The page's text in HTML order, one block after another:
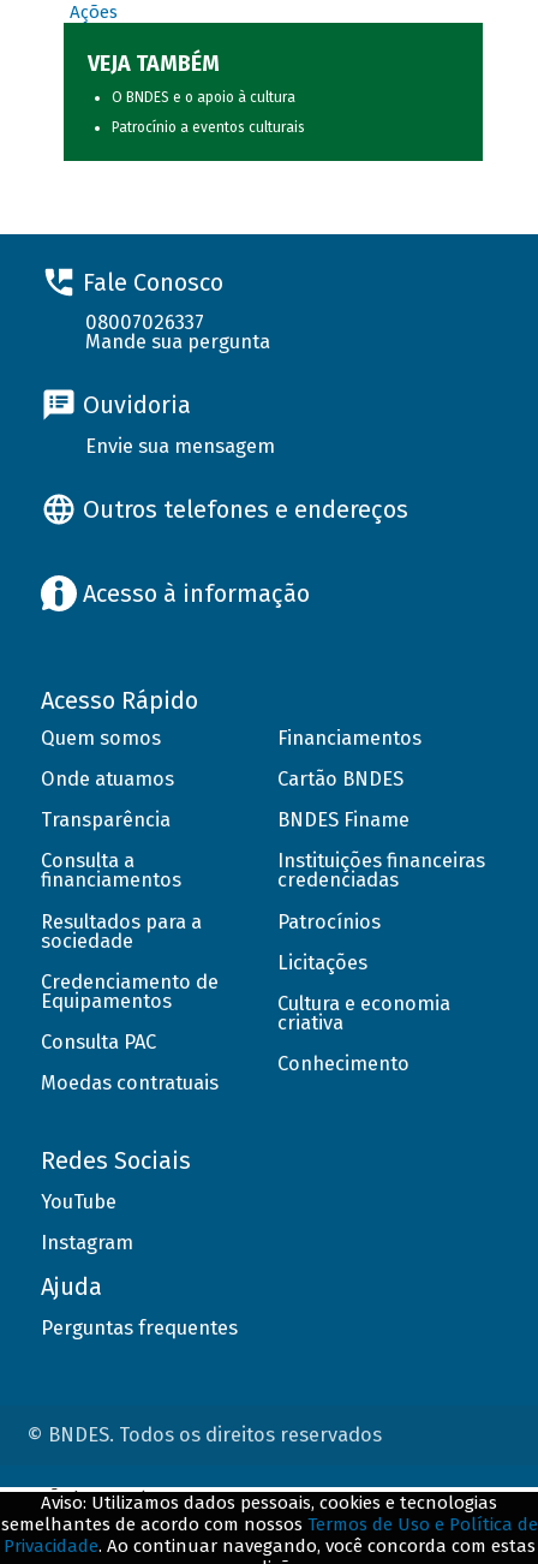
Ações
VEJA TAMBÉM
O BNDES e o apoio à cultura
Patrocínio a eventos culturais
Fale Conosco
08007026337
Mande sua pergunta
Ouvidoria
Envie sua mensagem
Outros telefones e endereços
Acesso à informação
Acesso Rápido
Quem somos
Onde atuamos
Transparência
Consulta a
financiamentos
Resultados para a
sociedade
Credenciamento de
Equipamentos
Consulta PAC
Moedas contratuais
Financiamentos
Cartão BNDES
BNDES Finame
Instituições financeiras
credenciadas
Patrocínios
Licitações
Cultura e economia
criativa
Conhecimento
Redes Sociais
YouTube
Instagram
Ajuda
Perguntas frequentes
© BNDES. Todos os direitos reservados
Aviso: Utilizamos dados pessoais, cookies e tecnologias
semelhantes de acordo com nossos Termos de Uso e Política de
Privacidade. Ao continuar navegando, você concorda com estas
ConteÃºdo complementar
${title}${badge}